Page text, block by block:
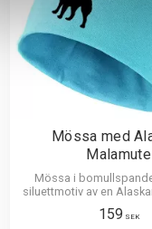
Mössa med
Malamute
Mössa i
siluettmotiv av en
159 SEK